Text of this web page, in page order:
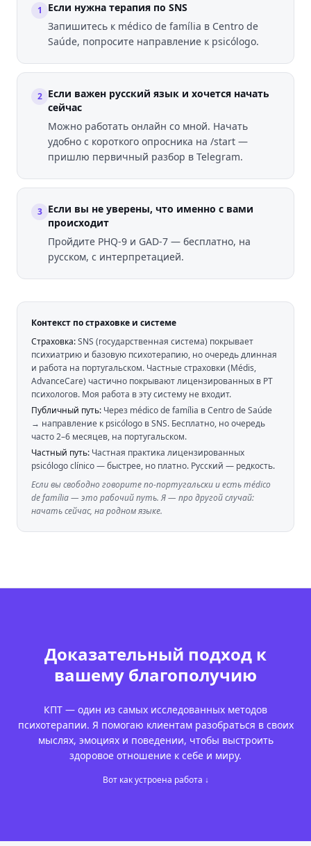
1
Если нужна терапия по SNS
Запишитесь к médico de família в Centro de
Saúde, попросите направление к psicólogo.
2 Если важен русский язык и хочется начать
сейчас
Можно работать онлайн со мной. Начать
удобно с короткого опросника на /start —
пришлю первичный разбор в Telegram.
3 Если вы не уверены, что именно с вами
происходит
Пройдите PHQ-9 и GAD-7 — бесплатно, на
русском, с интерпретацией.
Контекст по страховке и системе
Страховка:SNS (государственная система) покрывает
психиатрию и базовую психотерапию, но очередь длинная
и работа на португальском. Частные страховки (Médis,
AdvanceCare) частично покрывают лицензированных в PT
психологов. Моя работа в эту систему не входит.
Публичный путь: Через médico de família в Centro de Saúde
→ направление к psicólogo в SNS. Бесплатно, но очередь
часто 2–6 месяцев, на португальском.
Частный путь: Частная практика лицензированных
psicólogo clínico — быстрее, но платно. Русский — редкость.
Если вы свободно говорите по-португальски и есть médico
de família — это рабочий путь. Я — про другой случай:
начать сейчас, на родном языке.
Доказательный подход к
вашему благополучию
КПТ — один из самых исследованных методов
психотерапии. Я помогаю клиентам разобраться в своих
мыслях, эмоциях и поведении, чтобы выстроить
здоровое отношение к себе и миру.
Вот как устроена работа ↓